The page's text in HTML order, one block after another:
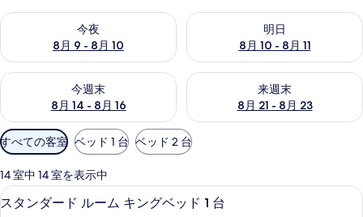
今夜
8月 9 - 8月 10
今夜 8月 9 - 8月 10 の空室状況をチェック
明日
8月 10 - 8月 11
明日 8月 10 - 8月 11 の空室状
今週末
8月 14 - 8月 16
今週末 8月 14 - 8月 16 の空室状況をチェック
来週末
8月 21 - 8月 23
来週末 8月 21 - 8月 23 の空室
利
用
可
能
な
すべての客室 ベッド 1 台 ベッド 2 台
14 室中 14 室を表示中
ス
スタンダード ルーム キングベッド 1
7
スタンダード ルーム キングベッド 1 台